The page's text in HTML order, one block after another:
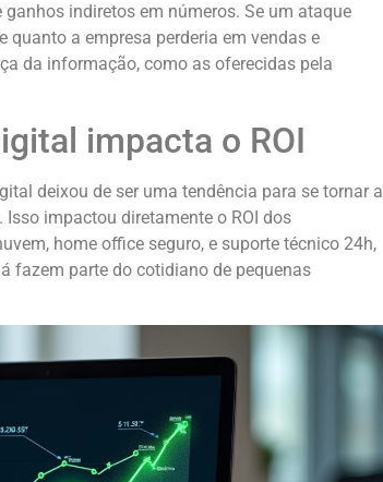
indiretos em números. Se um ataque
quanto a empresa perderia em vendas e
da informação, como as oferecidas pela
impacta o ROI
deixou de ser uma tendência para se tornar a
impactou diretamente o ROI dos
home office seguro, e suporte técnico 24h,
fazem parte do cotidiano de pequenas